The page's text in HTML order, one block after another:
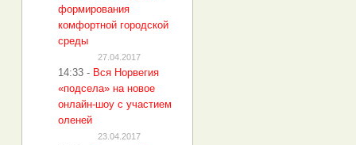
формирования
комфортной городской
среды
27.04.2017
14:33 - Вся Норвегия
«подсела» на новое
онлайн-шоу с участием
оленей
23.04.2017